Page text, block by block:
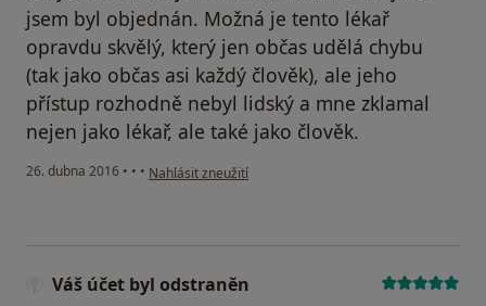
jsem byl objednán. Možná je tento lékař
opravdu skvělý, který jen občas udělá chybu
(tak jako občas asi každý člověk), ale jeho
přístup rozhodně nebyl lidský a mne zklamal
nejen jako lékař, ale také jako člověk.
26. dubna 2016 • • • podle názoru uživatele Váš účet byl odstraněn
Nahlásit zneužití
Váš účet byl odstraněn